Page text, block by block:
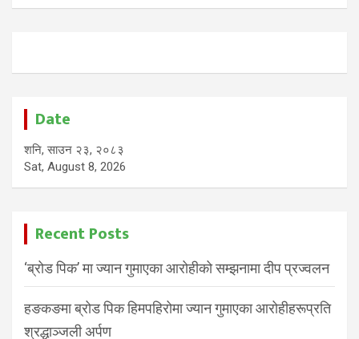
Date
शनि, साउन २३, २०८३
Sat, August 8, 2026
Recent Posts
‘ब्रोड पिक’ मा ज्यान गुमाएका आरोहीको सम्झनामा दीप प्रज्वलन
हङकङमा ब्रोड पिक हिमपहिरोमा ज्यान गुमाएका आरोहीहरूप्रति
श्रद्धाञ्जली अर्पण